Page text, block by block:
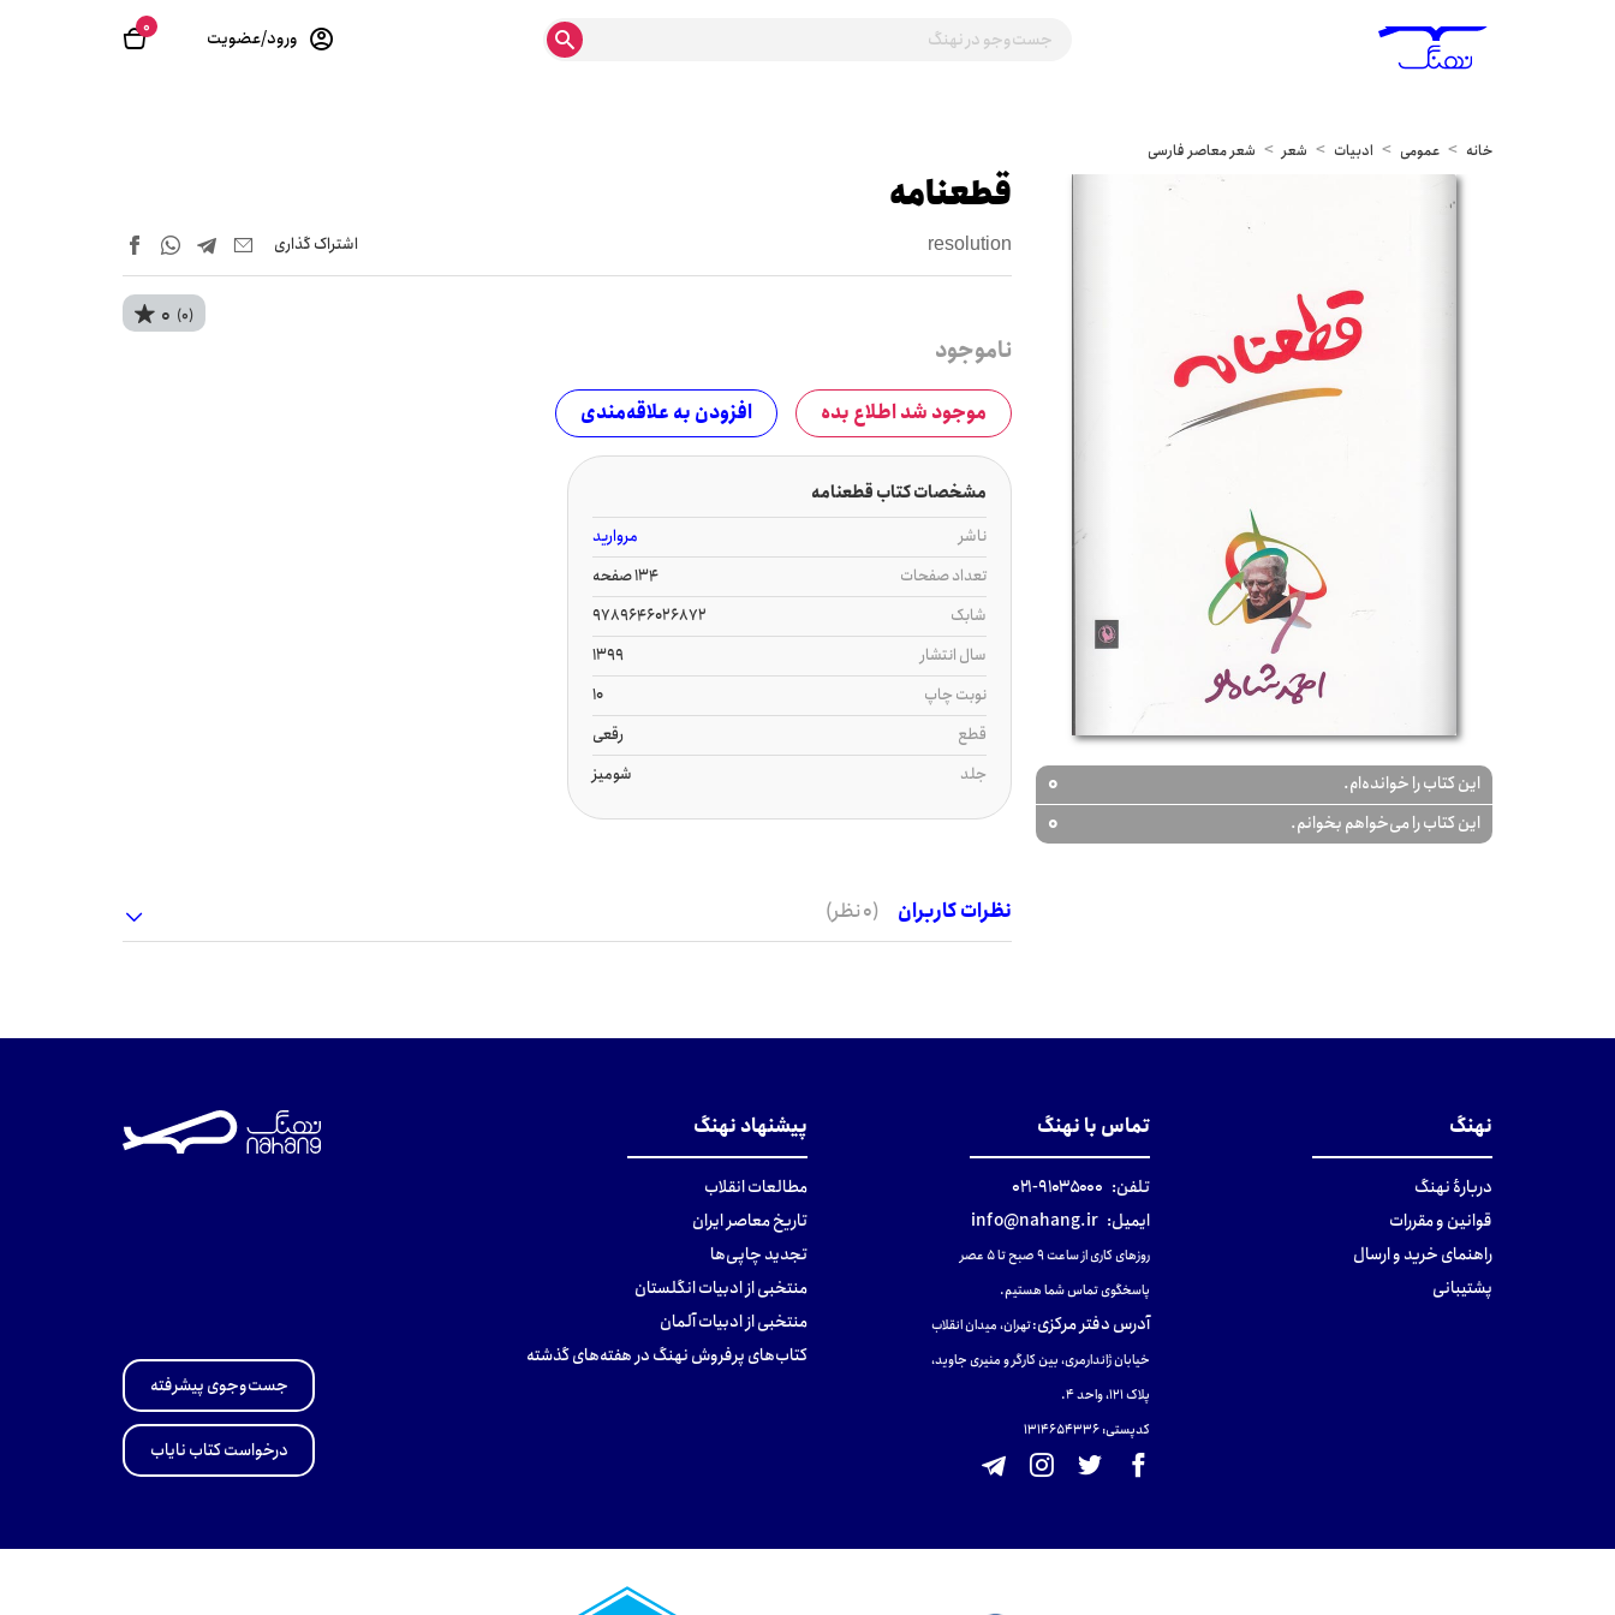
0 ورود/عضویت
خانه عمومی ادبیات شعر شعر معاصر فارسی
این کتاب را خوانده‌ام. 0
این کتاب را می‌خواهم بخوانم. 0
قطعنامه
resolution اشتراک‌ گذاری
0 (0)
ناموجود
موجود شد اطلاع بده افزودن به علاقه‌مندی
مشخصات کتاب قطعنامه
ناشر
مروارید
تعداد صفحات
134 صفحه
شابک
9789646026872
سال انتشار
1399
نوبت چاپ
10
قطع
رقعی
جلد
شومیز
نظرات کاربران (0 نظر)
نهنگ
دربارهٔ نهنگ
قوانین و مقررات
راهنمای خرید و ارسال
پشتیبانی
تماس با نهنگ
تلفن: ۹۱۰۳۵۰۰۰-۰۲۱
ایمیل: info@nahang.ir
روزهای کاری از ساعت ۹ صبح تا ۵ عصر
پاسخگوی تماس شما هستیم.
آدرس دفتر مرکزی:تهران، میدان انقلاب
خیابان ژاندارمری، بین کارگر و منیری جاوید،
پلاک 121، واحد ۴.
کدپستی: 131465433۶
پیشنهاد نهنگ
مطالعات انقلاب
تاریخ معاصر ایران
تجدید چاپی‌ها
منتخبی از ادبیات انگلستان
منتخبی از ادبیات آلمان
کتاب‌های پرفروش نهنگ در هفته‌های گذشته
جست‌وجوی پیشرفته
درخواست کتاب نایاب